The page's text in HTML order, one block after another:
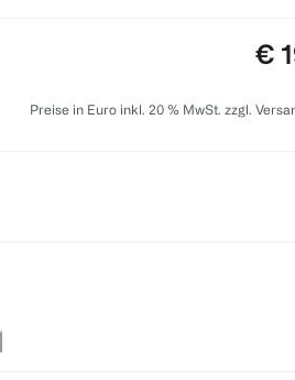
€
Preise in Euro inkl. 20 % MwSt. zzgl.